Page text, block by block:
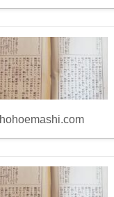
hohoemashi.com